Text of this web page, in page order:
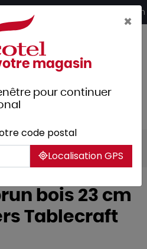
d’achat et retrait 2h en magasin
Hôtellerie
bois 23 cm
Tablecraft
×
magasin
pour continuer
code postal
Localisation GPS